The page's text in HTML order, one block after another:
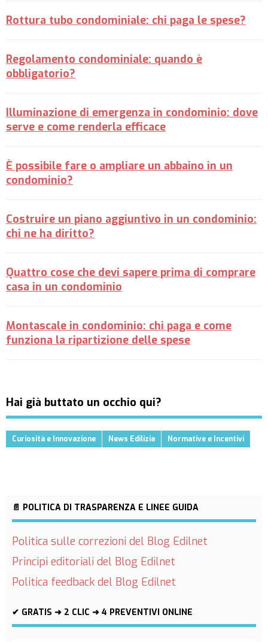
Rottura tubo condominiale: chi paga le spese?
Regolamento condominiale: quando è
obbligatorio?
Illuminazione di emergenza in condominio: dove
serve e come renderla efficace
È possibile fare o ampliare un abbaino in un
condominio?
Costruire un piano aggiuntivo in un condominio:
chi ne ha diritto?
Quattro cose che devi sapere prima di comprare
casa in un condominio
Montascale in condominio: chi paga e come
funziona la ripartizione delle spese
Hai già buttato un occhio qui?
Curiosità e Innovazione News Edilizia Normative e Incentivi
📄 POLITICA DI TRASPARENZA E LINEE GUIDA
Politica sulle correzioni del Blog Edilnet
Principi editoriali del Blog Edilnet
Politica feedback del Blog Edilnet
✔ GRATIS ➜ 2 CLIC ➜ 4 PREVENTIVI ONLINE